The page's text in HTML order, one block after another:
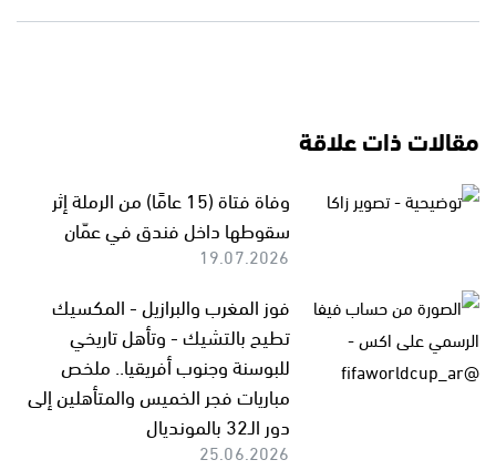
مقالات ذات علاقة
وفاة فتاة (15 عامًا) من الرملة إثر
سقوطها داخل فندق في عمّان
19.07.2026
فوز المغرب والبرازيل - المكسيك
تطيح بالتشيك - وتأهل تاريخي
للبوسنة وجنوب أفريقيا.. ملخص
مباريات فجر الخميس والمتأهلين إلى
دور الـ32 بالمونديال
25.06.2026